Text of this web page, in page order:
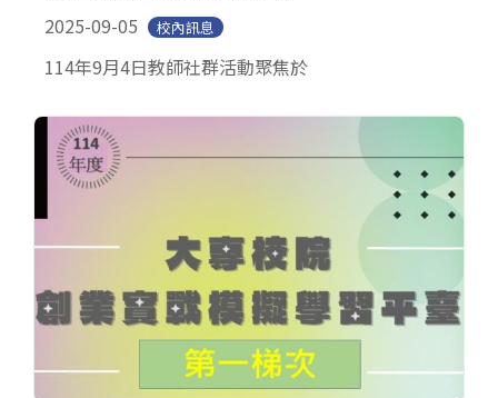
2025-09-05 校內訊息
114年9月4日教師社群活動聚焦於